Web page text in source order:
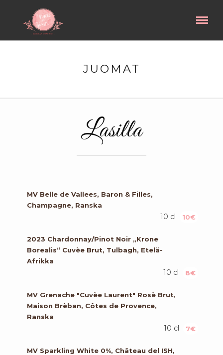
JUOMAT
Lasilla
MV Belle de Vallees, Baron & Filles,
Champagne, Ranska
10€
10 cl
2023 Chardonnay/Pinot Noir „Krone
Borealis“ Cuvèe Brut, Tulbagh, Etelä-
Afrikka
8€
10 cl
MV Grenache "Cuvèe Laurent" Rosè Brut,
Maison Brèban, Côtes de Provence,
Ranska
7€
10 cl
MV Sparkling White 0%, Château del ISH,